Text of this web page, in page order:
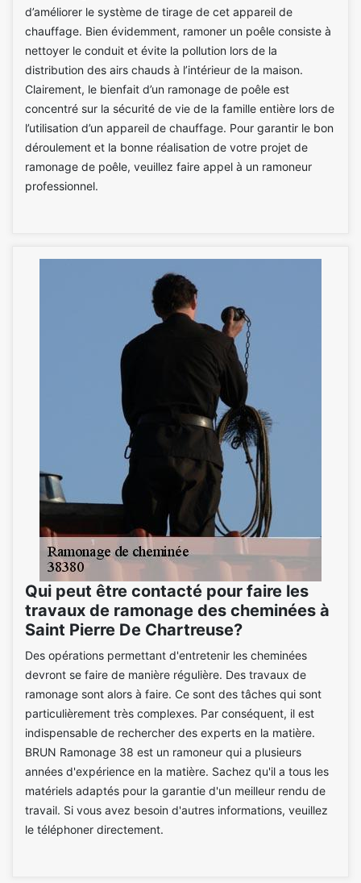
d’améliorer le système de tirage de cet appareil de
chauffage. Bien évidemment, ramoner un poêle consiste à
nettoyer le conduit et évite la pollution lors de la
distribution des airs chauds à l’intérieur de la maison.
Clairement, le bienfait d’un ramonage de poêle est
concentré sur la sécurité de vie de la famille entière lors de
l’utilisation d’un appareil de chauffage. Pour garantir le bon
déroulement et la bonne réalisation de votre projet de
ramonage de poêle, veuillez faire appel à un ramoneur
professionnel.
Qui peut être contacté pour faire les
travaux de ramonage des cheminées à
Saint Pierre De Chartreuse?
Des opérations permettant d'entretenir les cheminées
devront se faire de manière régulière. Des travaux de
ramonage sont alors à faire. Ce sont des tâches qui sont
particulièrement très complexes. Par conséquent, il est
indispensable de rechercher des experts en la matière.
BRUN Ramonage 38 est un ramoneur qui a plusieurs
années d'expérience en la matière. Sachez qu'il a tous les
matériels adaptés pour la garantie d'un meilleur rendu de
travail. Si vous avez besoin d'autres informations, veuillez
le téléphoner directement.